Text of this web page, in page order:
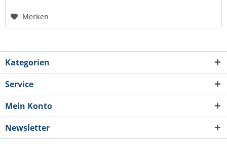
Merken
Kategorien
Service
Mein Konto
Newsletter